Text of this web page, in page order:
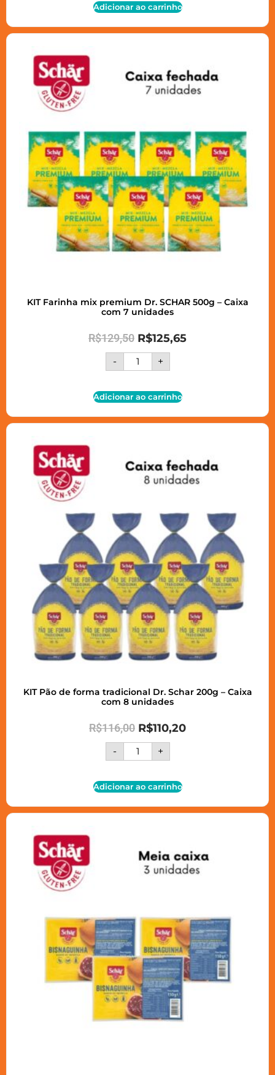
Adicionar ao carrinho
KIT Farinha mix premium Dr. SCHAR 500g – Caixa
com 7 unidades
R$129,50 R$125,65
- +
Adicionar ao carrinho
KIT Pão de forma tradicional Dr. Schar 200g – Caixa
com 8 unidades
R$116,00 R$110,20
- +
Adicionar ao carrinho